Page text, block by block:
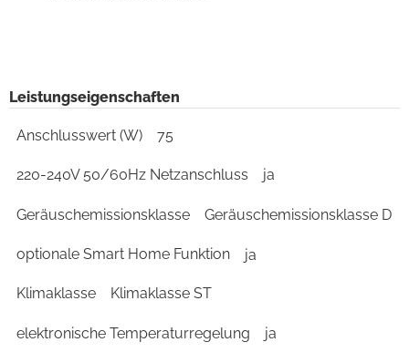
Leistungseigenschaften
Anschlusswert (W) 75
220-240V 50/60Hz Netzanschluss ja
Geräuschemissionsklasse Geräuschemissionsklasse D
optionale Smart Home Funktion ja
Klimaklasse Klimaklasse ST
elektronische Temperaturregelung ja